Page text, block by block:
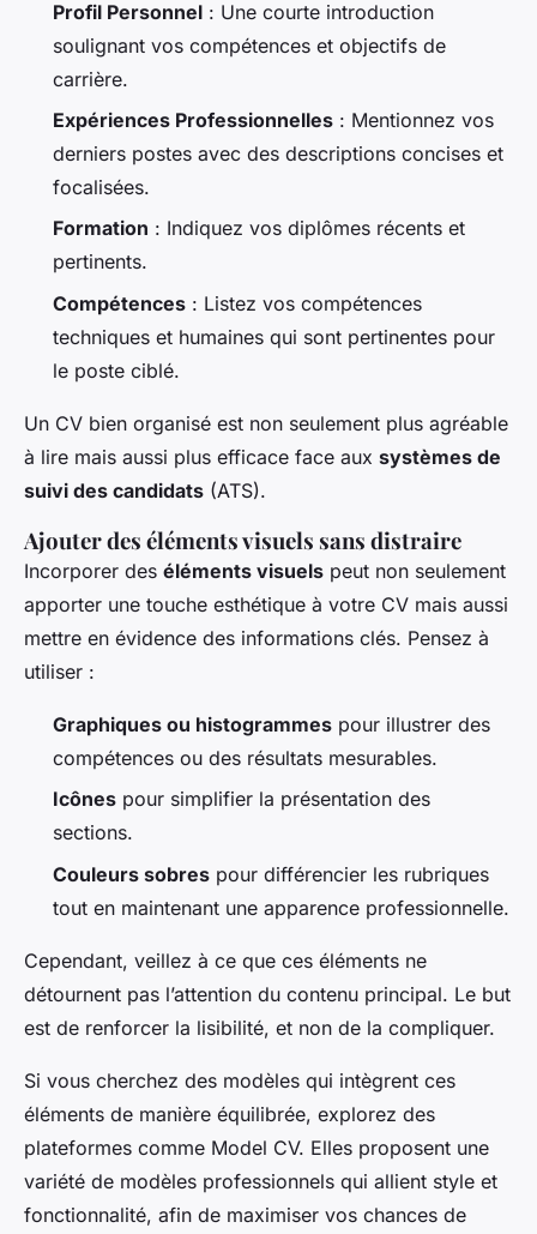
Profil Personnel : Une courte introduction
soulignant vos compétences et objectifs de
carrière.
Expériences Professionnelles : Mentionnez vos
derniers postes avec des descriptions concises et
focalisées.
Formation : Indiquez vos diplômes récents et
pertinents.
Compétences : Listez vos compétences
techniques et humaines qui sont pertinentes pour
le poste ciblé.
Un CV bien organisé est non seulement plus agréable
à lire mais aussi plus efficace face aux systèmes de
suivi des candidats (ATS).
Ajouter des éléments visuels sans distraire
Incorporer des éléments visuels peut non seulement
apporter une touche esthétique à votre CV mais aussi
mettre en évidence des informations clés. Pensez à
utiliser :
Graphiques ou histogrammes pour illustrer des
compétences ou des résultats mesurables.
Icônes pour simplifier la présentation des
sections.
Couleurs sobres pour différencier les rubriques
tout en maintenant une apparence professionnelle.
Cependant, veillez à ce que ces éléments ne
détournent pas l’attention du contenu principal. Le but
est de renforcer la lisibilité, et non de la compliquer.
Si vous cherchez des modèles qui intègrent ces
éléments de manière équilibrée, explorez des
plateformes comme Model CV. Elles proposent une
variété de modèles professionnels qui allient style et
fonctionnalité, afin de maximiser vos chances de